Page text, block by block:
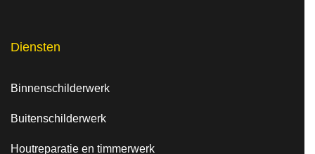
Diensten
Binnenschilderwerk
Buitenschilderwerk
Houtreparatie en timmerwerk